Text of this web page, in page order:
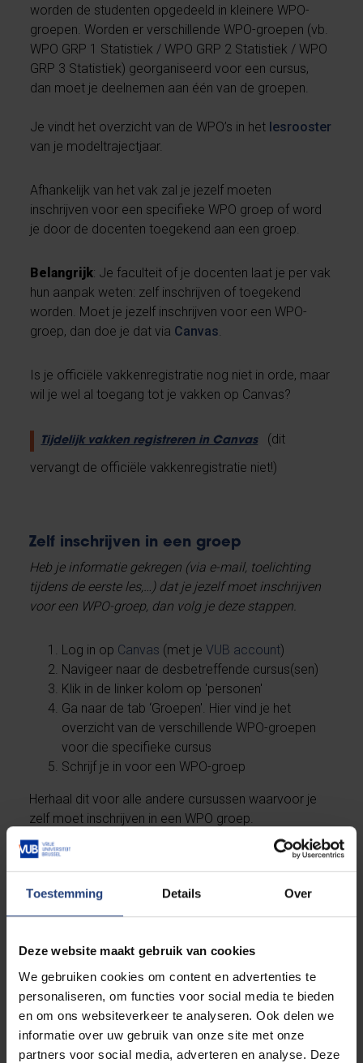
Toestemming Details Over
Deze website maakt gebruik van cookies
We gebruiken cookies om content en advertenties te
personaliseren, om functies voor social media te bieden
en om ons websiteverkeer te analyseren. Ook delen we
informatie over uw gebruik van onze site met onze
partners voor social media, adverteren en analyse. Deze
worden de studenten opgedeeld in kleinere WPO-
groepen. Worden er verschillende WPO-groepen (vb.
WPO GRP 1 Statistiek / WPO GRP 2 Statistiek / WPO
GRP 3 Statistiek) georganiseerd voor een cursus,
dan moet je deelnemen aan één van de groepen.
Je vindt het overzicht van de WPO’s in het lesrooster
van je modeltrajectjaar.
Afhankelijk van het vak zal je jezelf moeten
inschrijven voor een specifieke WPO groep of word
je door de docenten toegekend aan een groep.
Belangrijk: Je faculteit of je docenten laat je per vak
hun aanpak weten: zelf inschrijven of toegekend
worden. Moet je jezelf inschrijven voor een WPO-
groep, dan doe je dat via Canvas.
Is je officiële vakkenregistratie nog niet in orde, maar
wil je wel al toegang tot je vakken op Canvas?
Tijdelijk vakken registreren in Canvas
(dit
vervangt de officiële vakkenregistratie niet!)
Zelf inschrijven in een groep
Heb je informatie gekregen (via e-mail, toelichting
tijdens de eerste les,…) dat je jezelf moet inschrijven
voor een WPO-groep, dan volg je deze stappen.
Log in op Canvas (met jeVUB account)
Navigeer naar de desbetreffende cursus(sen)
Klik in de linker kolom op 'personen'
Ga naar de tab ‘Groepen'. Hier vind je het
overzicht van de verschillende WPO-groepen
voor die specifieke cursus
Schrijf je in voor een WPO-groep
Herhaal dit voor alle andere cursussen waarvoor je
zelf moet inschrijven in een WPO groep.
Heb je informatie gekregen (via e-mail, toelichting
groep je zit.
Log in opCanvas(met je VUB account )
Klik in de linkerkolom op ‘groepen’
Klik onderaan het venster op ‘alle groepen’ om
een overzicht te krijgen onder welke groep(en)